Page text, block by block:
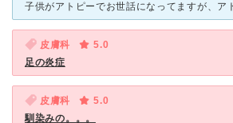
皮膚科
5.0
足の炎症
皮膚科
5.0
馴染みの。。。